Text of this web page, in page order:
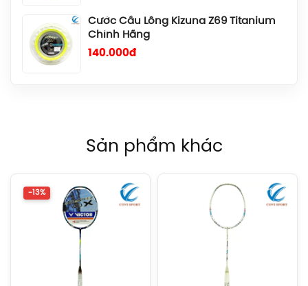
Cước Cầu Lông Kizuna Z69 Titanium
Chính Hãng
140.000đ
Balo Cầu Lông Yonex BA52512
1.690.000đ
Balo Cầu Lông Yonex BA52512
Sản phẩm khác
-13%